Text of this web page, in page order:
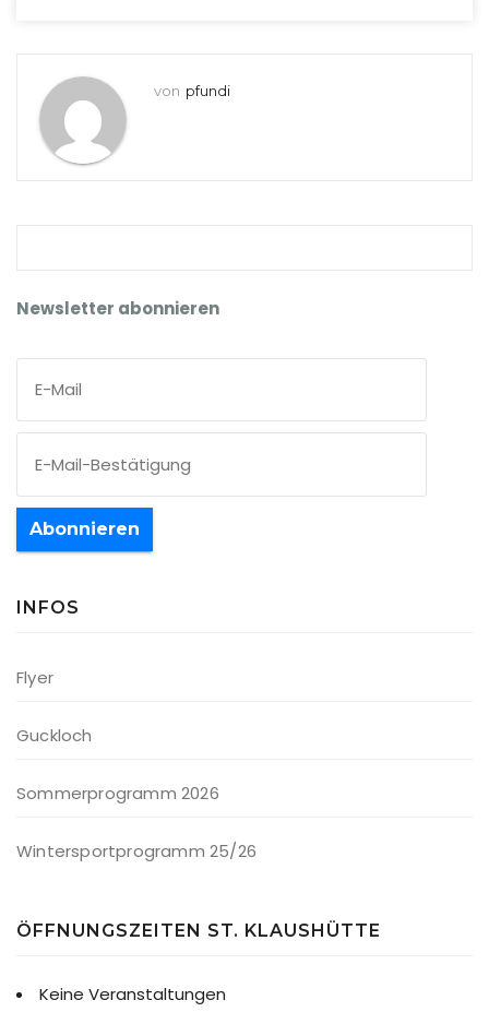
von pfundi
Newsletter abonnieren
Abonnieren
INFOS
Flyer
Guckloch
Sommerprogramm 2026
Wintersportprogramm 25/26
ÖFFNUNGSZEITEN ST. KLAUSHÜTTE
Keine Veranstaltungen